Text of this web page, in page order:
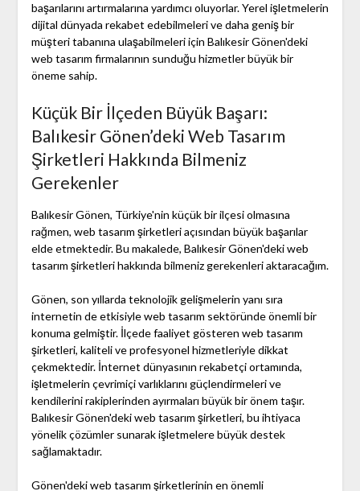
başarılarını artırmalarına yardımcı oluyorlar. Yerel işletmelerin
dijital dünyada rekabet edebilmeleri ve daha geniş bir
müşteri tabanına ulaşabilmeleri için Balıkesir Gönen'deki
web tasarım firmalarının sunduğu hizmetler büyük bir
öneme sahip.
Küçük Bir İlçeden Büyük Başarı:
Balıkesir Gönen’deki Web Tasarım
Şirketleri Hakkında Bilmeniz
Gerekenler
Balıkesir Gönen, Türkiye'nin küçük bir ilçesi olmasına
rağmen, web tasarım şirketleri açısından büyük başarılar
elde etmektedir. Bu makalede, Balıkesir Gönen'deki web
tasarım şirketleri hakkında bilmeniz gerekenleri aktaracağım.
Gönen, son yıllarda teknolojik gelişmelerin yanı sıra
internetin de etkisiyle web tasarım sektöründe önemli bir
konuma gelmiştir. İlçede faaliyet gösteren web tasarım
şirketleri, kaliteli ve profesyonel hizmetleriyle dikkat
çekmektedir. İnternet dünyasının rekabetçi ortamında,
işletmelerin çevrimiçi varlıklarını güçlendirmeleri ve
kendilerini rakiplerinden ayırmaları büyük bir önem taşır.
Balıkesir Gönen'deki web tasarım şirketleri, bu ihtiyaca
yönelik çözümler sunarak işletmelere büyük destek
sağlamaktadır.
Gönen'deki web tasarım şirketlerinin en önemli